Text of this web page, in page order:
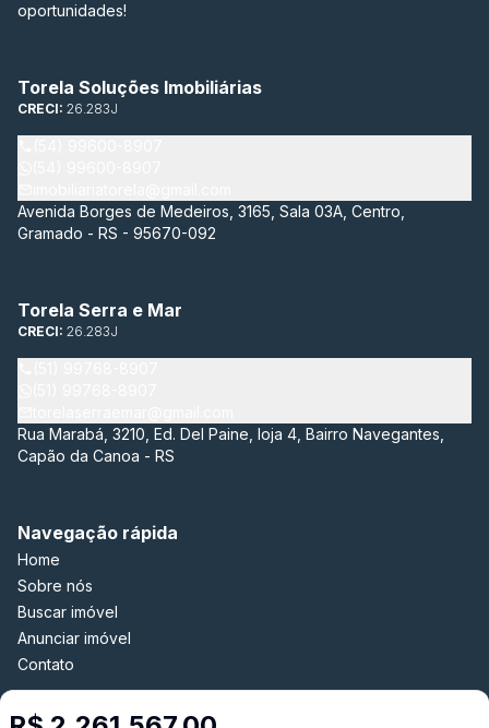
oportunidades!
Torela Soluções Imobiliárias
CRECI: 26.283J
Avenida Borges de Medeiros, 3165, Sala 03A, Centro,
Gramado - RS - 95670-092
Torela Serra e Mar
CRECI: 26.283J
Rua Marabá, 3210, Ed. Del Paine, loja 4, Bairro Navegantes,
Capão da Canoa - RS
Navegação rápida
Home
Sobre nós
Buscar imóvel
Anunciar imóvel
Contato